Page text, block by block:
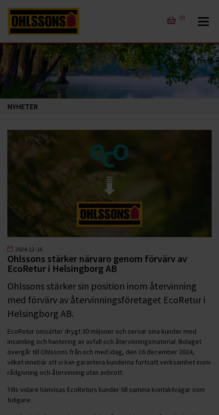
(0)
NYHETER
2024-12-16
Ohlssons stärker närvaro genom förvärv av
EcoRetur i Helsingborg AB
Ohlssons stärker sin position inom återvinning
med förvärv av återvinningsföretaget EcoRetur i
Helsingborg AB.
EcoRetur omsätter drygt 30 miljoner och servar sina kunder med
insamling och hantering av avfall och återvinningsmaterial. Bolaget
övergår till Ohlssons från och med idag, den 16 december 2024,
vilket innebär att vi kan garantera kunderna fortsatt verksamhet inom
rådgivning och återvinning utan avbrott.
Tills vidare hänvisas EcoReturs kunder till samma kontaktvägar som
tidigare.